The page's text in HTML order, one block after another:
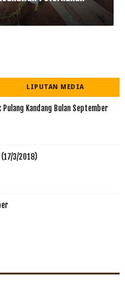
LIPUTAN MEDIA
Kandang Bulan September
3/2018)